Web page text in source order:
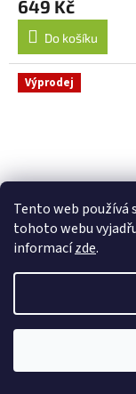
Tento web používá
tohoto webu
informacízde.
649 Kč
Do košíku
Výprodej
Polštář Před
Do košíku